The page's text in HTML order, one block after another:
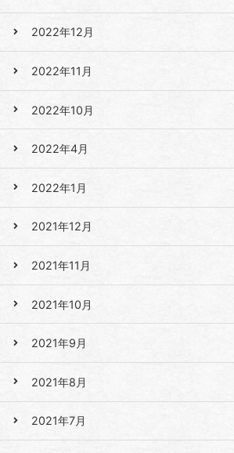
2022年12月
2022年11月
2022年10月
2022年4月
2022年1月
2021年12月
2021年11月
2021年10月
2021年9月
2021年8月
2021年7月